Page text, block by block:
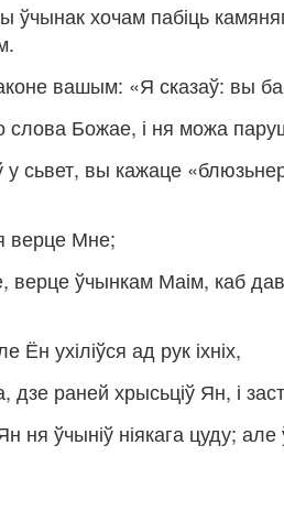
ўчынак хочам пабіць
вашым: «Я сказаў: вы
слова Божае, і ня можа
у сьвет, вы кажаце
верце Мне;
верце ўчынкам Маім, каб
ухіліўся ад рук іхніх,
раней хрысьціў Ян, і
ня ўчыніў ніякага цуду;